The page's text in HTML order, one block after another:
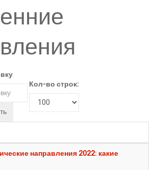
Кол-во строк:
направления 2022: какие